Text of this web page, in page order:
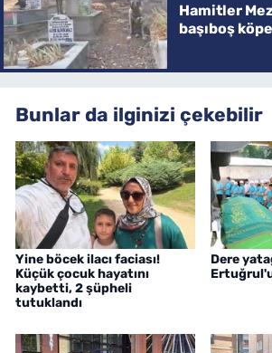
Hamitler
başıboş
Bunlar da ilginizi çekebilir
Yine böcek ilacı faciası!
Küçük çocuk hayatını
kaybetti, 2 şüpheli
tutuklandı
Dere